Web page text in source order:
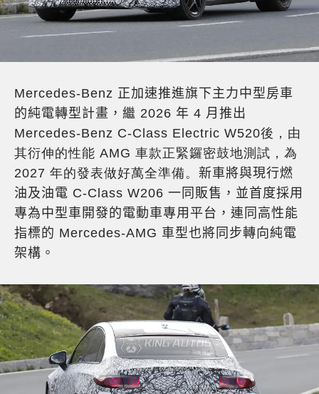
Mercedes-Benz 正加速推進旗下主力中型房車
的純電轉型計畫，繼 2026 年 4 月推出
Mercedes-Benz C-Class Electric W520後，由
其衍伸的性能 AMG 車款正緊鑼密鼓地測試，為
2027 年的發表做好萬全準備。 新車將與現行燃
油及油電 C-Class W206 一同販售，並首度採用
專為中型車開發的電動車專用平台，連同高性能
指標的 Mercedes-AMG 車型也將同步轉向純電
架構。